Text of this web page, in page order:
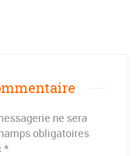
ne sera
obligatoires
*